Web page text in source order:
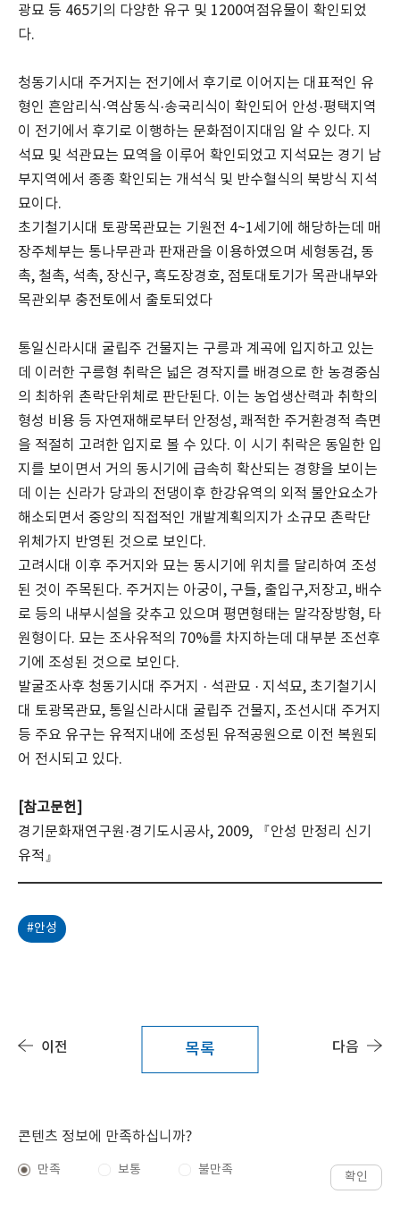
광묘 등 465기의 다양한 유구 및 1200여점유물이 확인되었
다.
청동기시대 주거지는 전기에서 후기로 이어지는 대표적인 유
형인 흔암리식·역삼동식·송국리식이 확인되어 안성·평택지역
이 전기에서 후기로 이행하는 문화점이지대임 알 수 있다. 지
석묘 및 석관묘는 묘역을 이루어 확인되었고 지석묘는 경기 남
부지역에서 종종 확인되는 개석식 및 반수혈식의 북방식 지석
묘이다.
초기철기시대 토광목관묘는 기원전 4~1세기에 해당하는데 매
장주체부는 통나무관과 판재관을 이용하였으며 세형동검, 동
촉, 철촉, 석촉, 장신구, 흑도장경호, 점토대토기가 목관내부와
목관외부 충전토에서 출토되었다
통일신라시대 굴립주 건물지는 구릉과 계곡에 입지하고 있는
데 이러한 구릉형 취락은 넓은 경작지를 배경으로 한 농경중심
의 최하위 촌락단위체로 판단된다. 이는 농업생산력과 취학의
형성 비용 등 자연재해로부터 안정성, 쾌적한 주거환경적 측면
을 적절히 고려한 입지로 볼 수 있다. 이 시기 취락은 동일한 입
지를 보이면서 거의 동시기에 급속히 확산되는 경향을 보이는
데 이는 신라가 당과의 전댕이후 한강유역의 외적 불안요소가
해소되면서 중앙의 직접적인 개발계획의지가 소규모 촌락단
위체가지 반영된 것으로 보인다.
고려시대 이후 주거지와 묘는 동시기에 위치를 달리하여 조성
된 것이 주목된다. 주거지는 아궁이, 구들, 출입구,저장고, 배수
로 등의 내부시설을 갖추고 있으며 평면형태는 말각장방형, 타
원형이다. 묘는 조사유적의 70%를 차지하는데 대부분 조선후
기에 조성된 것으로 보인다.
발굴조사후 청동기시대 주거지 · 석관묘 · 지석묘, 초기철기시
대 토광목관묘, 통일신라시대 굴립주 건물지, 조선시대 주거지
등 주요 유구는 유적지내에 조성된 유적공원으로 이전 복원되
어 전시되고 있다.
[참고문헌]
경기문화재연구원·경기도시공사, 2009, 『안성 만정리 신기
유적』
#안성
이전 목록 다음
콘텐츠 정보에 만족하십니까?
만족 보통 불만족 확인